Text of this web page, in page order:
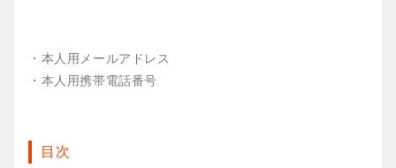
・本人用メールアドレス
・本人用携帯電話番号
目次